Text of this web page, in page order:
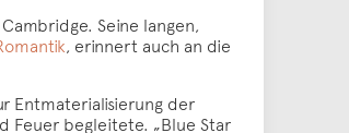
Seine langen,
, erinnert auch an die
Entmaterialisierung der
Feuer begleitete. „Blue Star